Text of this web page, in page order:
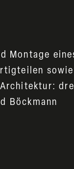
Montage
Böckmann